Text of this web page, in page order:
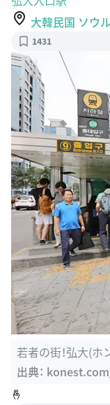
大韓民国 ソウ
1431
若者の街！弘大(
おすすめ ...
出典：
html?id=1550
🤞